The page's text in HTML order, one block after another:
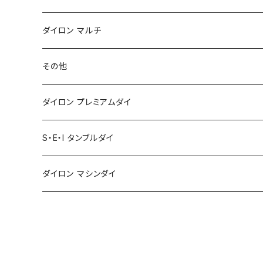
ダイロン マルチ
その他
ダイロン プレミアムダイ
S・E・I タンブルダイ
ダイロン マシンダイ